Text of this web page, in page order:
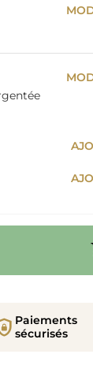
Paiements
sécurisés